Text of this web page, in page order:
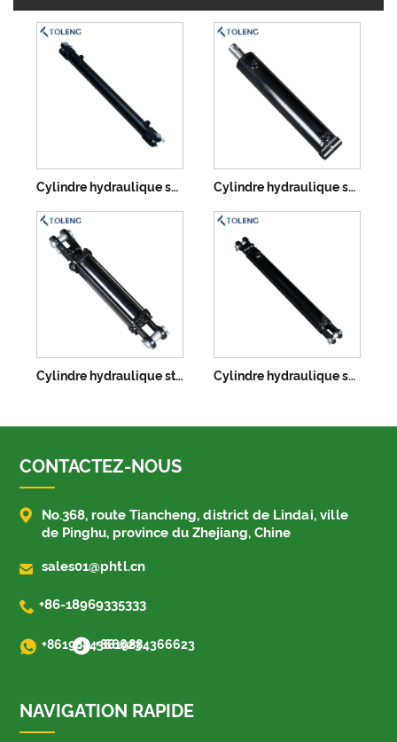
Cylindre hydraulique soudé standard de la série WCL Cylindre hydraulique soudé standard de la série WTH
Cylindre hydraulique standard de la série TR TR Cylindre hydraulique soudé standard de la série ACL
CONTACTEZ-NOUS

No.368, route Tiancheng, district de Lindai, ville
de Pinghu, province du Zhejiang, Chine
 sales01@phtl.cn
 +86-18969335333
+8619884366623+8619884366623
NAVIGATION RAPIDE